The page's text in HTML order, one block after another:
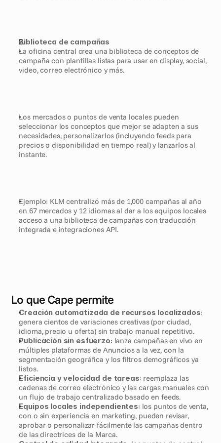
Biblioteca de campañas
La oficina central crea una biblioteca de conceptos de
campaña con plantillas listas para usar en display, social,
video, correo electrónico y más.
Los mercados o puntos de venta locales pueden
seleccionar los conceptos que mejor se adapten a sus
necesidades, personalizarlos (incluyendo feeds para
precios o disponibilidad en tiempo real) y lanzarlos al
instante.
Ejemplo: KLM centralizó más de 1,000 campañas al año
en 67 mercados y 12 idiomas al dar a los equipos locales
acceso a una biblioteca de campañas con traducción
integrada e integraciones API.
Lo que Cape permite
Creación automatizada de recursos localizados:
genera cientos de variaciones creativas (por ciudad,
idioma, precio u oferta) sin trabajo manual repetitivo.
Publicación sin esfuerzo: lanza campañas en vivo en
múltiples plataformas de Anuncios a la vez, con la
segmentación geográfica y los filtros demográficos ya
listos.
Eficiencia y velocidad de tareas: reemplaza las
cadenas de correo electrónico y las cargas manuales con
un flujo de trabajo centralizado basado en feeds.
Equipos locales independientes: los puntos de venta,
con o sin experiencia en marketing, pueden revisar,
aprobar o personalizar fácilmente las campañas dentro
de las directrices de la Marca.